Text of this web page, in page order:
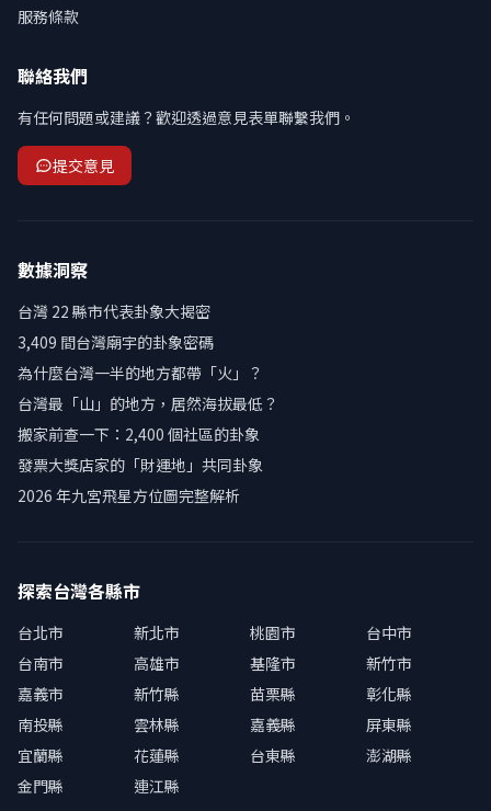
服務條款
聯絡我們
有任何問題或建議？歡迎透過意見表單聯繫我們。
提交意見
數據洞察
台灣 22 縣市代表卦象大揭密
3,409 間台灣廟宇的卦象密碼
為什麼台灣一半的地方都帶「火」？
台灣最「山」的地方，居然海拔最低？
搬家前查一下：2,400 個社區的卦象
發票大獎店家的「財運地」共同卦象
2026 年九宮飛星方位圖完整解析
探索台灣各縣市
台北市 新北市 桃園市
台中市
台南市
高雄市 基隆市
新竹市
嘉義市
新竹縣 苗栗縣
彰化縣
南投縣
雲林縣 嘉義縣
屏東縣
宜蘭縣
花蓮縣 台東縣
澎湖縣
金門縣
連江縣